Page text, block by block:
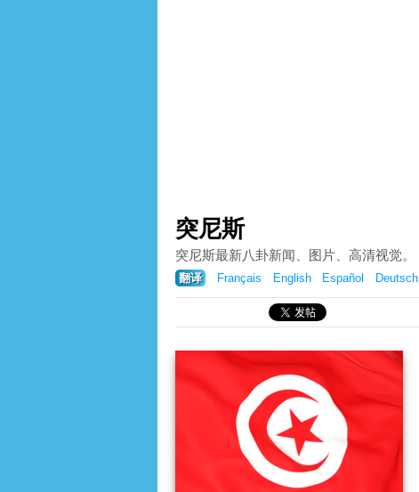
突尼斯
突尼斯最新八卦新闻、图片、高清视觉。
翻译 Français English Español Deutsch